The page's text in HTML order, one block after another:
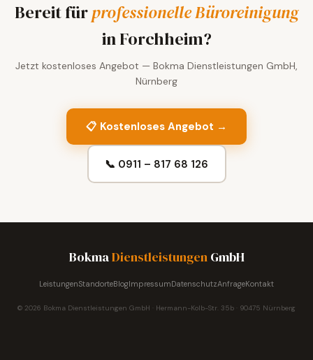
Bereit fürprofessionelle Büroreinigung
in Forchheim?
Jetzt kostenloses Angebot — Bokma Dienstleistungen GmbH,
Nürnberg
📋 Kostenloses Angebot →
📞 0911 – 817 68 126
BokmaDienstleistungenGmbH
LeistungenStandorteBlogImpressumDatenschutzAnfrageKontakt
© 2026 Bokma Dienstleistungen GmbH · Hermann-Kolb-Str. 35b · 90475 Nürnberg